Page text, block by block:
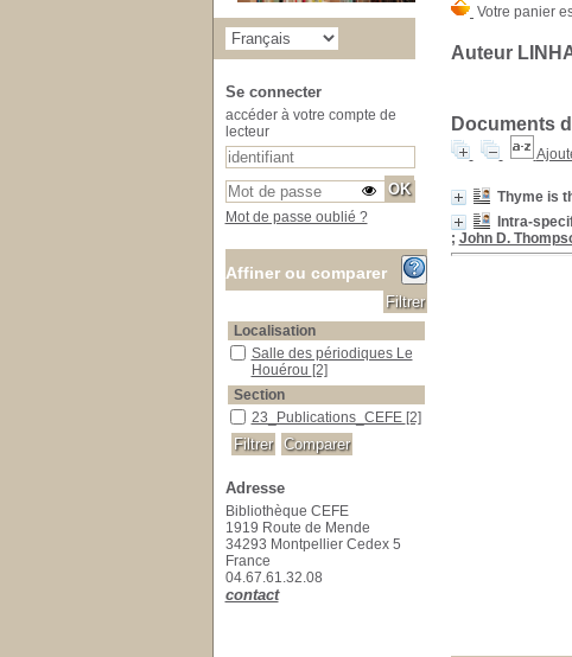
Auteur
Documents
Thyme is
Intra-
; John D.
Se connecter
accéder à votre compte de
lecteur
Mot de passe oublié ?
Affiner ou comparer
Localisation
Salle des périodiques Le Houérou
Salle des périodiques Le
Houérou [2]
Section
23_Publications_CEFE
23_Publications_CEFE [2]
Adresse
Bibliothèque CEFE
1919 Route de Mende
34293 Montpellier Cedex 5
France
04.67.61.32.08
contact